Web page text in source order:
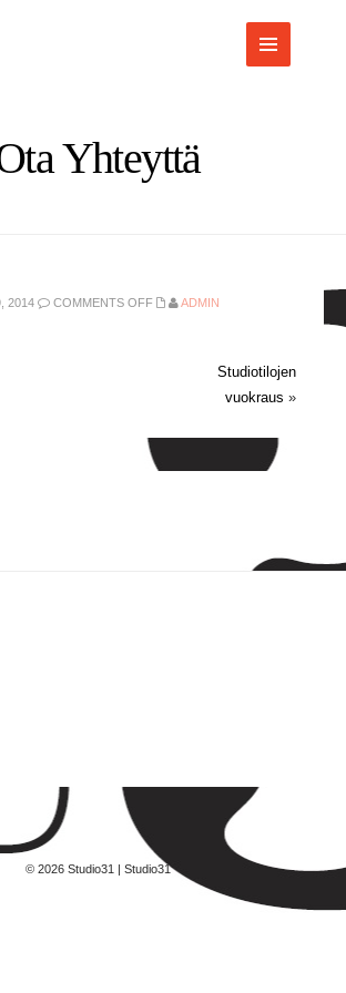
Yhteyttä
2014 COMMENTS OFFON
ADMIN
Studiotilojen
vuokraus »
© 2026 Studio31 | Studio31